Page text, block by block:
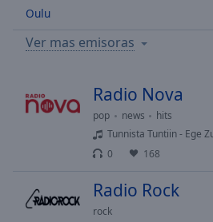
currently
behind
Remaining
Chapters
Oulu
Ver mas emisoras
Radio Nova
pop news
hits
Tunnista Tuntiin - Ege
0
168
Radio Rock
rock